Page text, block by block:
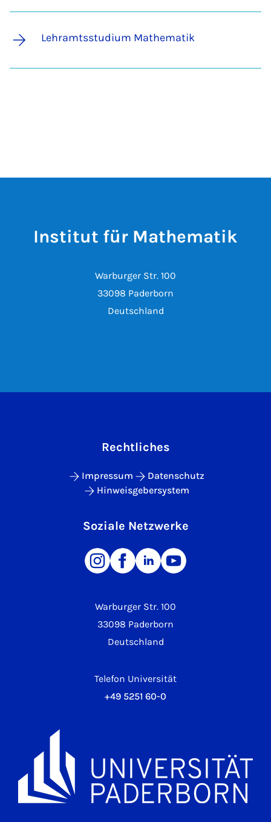
Lehramtsstudium Mathematik
Institut für Mathematik
Warburger Str. 100
33098 Paderborn
Deutschland
Warburger Str. 100
33098 Paderborn
Deutschland
Telefon Universität
+49 5251 60-0
Rechtliches
Impressum
Datenschutz
Hinweisgebersystem
Soziale Netzwerke